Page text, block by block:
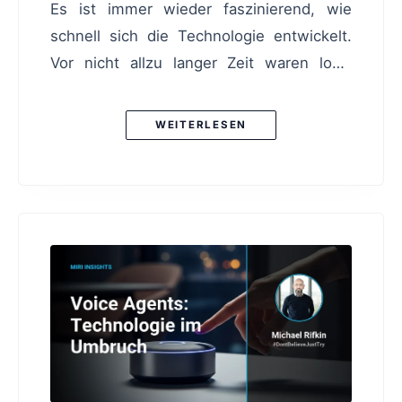
Es ist immer wieder faszinierend, wie
schnell sich die Technologie entwickelt.
Vor nicht allzu langer Zeit waren lokal
LLMs (Large Language Models), kaum
konkurrenzfähig mit ihren cloud-basierten
LLMs tatsächlich sind. Während die
Großen der Branche meist auf Cloud-
Infrastruktur zurückgreifen, hat die lokal
betriebene Konkurrenz enorm aufgeholt.
Was bedeutet das für den Alltag? Und wo
liegen die Grenzen? Der Kern LLMs sind
WEITERLESEN